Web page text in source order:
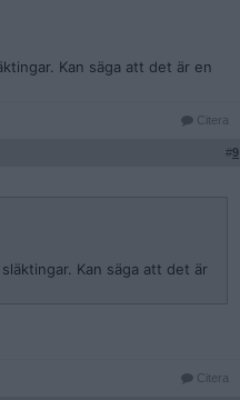
Kan säga att det är en
Citera
#9
Kan säga att det är
Citera